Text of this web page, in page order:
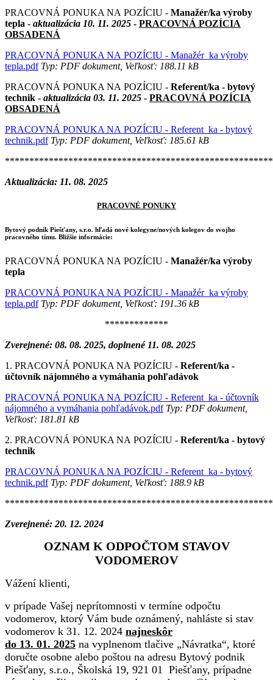
PRACOVNÁ PONUKA NA POZÍCIU - Manažér/ka výroby
tepla - aktualizácia 10. 11. 2025 - PRACOVNÁ POZÍCIA
OBSADENÁ
PRACOVNÁ PONUKA NA POZÍCIU - Manažér_ka výroby
tepla.pdfTyp: PDF dokument, Veľkosť: 188.11 kB
PRACOVNÁ PONUKA NA POZÍCIU - Referent/ka - bytový
technik - aktualizácia 03. 11. 2025 - PRACOVNÁ POZÍCIA
OBSADENÁ
PRACOVNÁ PONUKA NA POZÍCIU - Referent_ka - bytový
technik.pdfTyp: PDF dokument, Veľkosť: 185.61 kB
Aktualizácia: 11. 08. 2025
PRACOVNÉ PONUKY
Bytový podnik Piešťany, s.r.o. hľadá nové kolegyne/nových kolegov do svojho
pracovného tímu. Bližšie informácie:
PRACOVNÁ PONUKA NA POZÍCIU - Manažér/ka výroby
tepla
PRACOVNÁ PONUKA NA POZÍCIU - Manažér_ka výroby
tepla.pdfTyp: PDF dokument, Veľkosť: 191.36 kB
*************
Zverejnené: 08. 08. 2025, doplnené 11. 08. 2025
1. PRACOVNÁ PONUKA NA POZÍCIU - Referent/ka -
účtovník nájomného a vymáhania pohľadávok
PRACOVNÁ PONUKA NA POZÍCIU - Referent_ka - účtovník
nájomného a vymáhania pohľadávok.pdfTyp: PDF dokument,
Veľkosť: 181.81 kB
2. PRACOVNÁ PONUKA NA POZÍCIU - Referent/ka - bytový
technik
PRACOVNÁ PONUKA NA POZÍCIU - Referent_ka - bytový
technik.pdfTyp: PDF dokument, Veľkosť: 188.9 kB
Zverejnené: 20. 12. 2024
OZNAM K ODPOČTOM STAVOV
VODOMEROV
Vážení klienti,
v prípade Vašej neprítomnosti v termíne odpočtu
vodomerov, ktorý Vám bude oznámený, nahláste si stav
vodomerov k 31. 12. 2024 najneskôr
do 13. 01. 2025 na vyplnenom tlačive „Návratka“, ktoré
doručte osobne alebo poštou na adresu Bytový podnik
Piešťany, s.r.o., Školská 19, 921 01 Piešťany, prípadne